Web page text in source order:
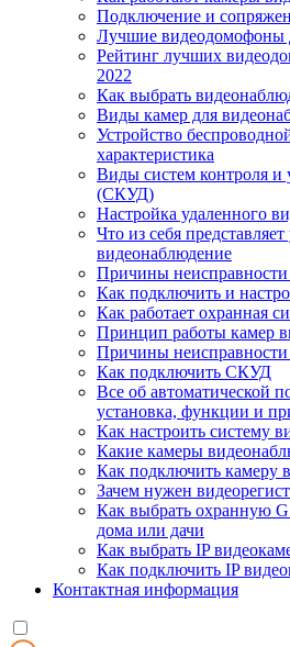
Подключение и
Лучшие видеодомофоны
Рейтинг лучших
2022
Как выбрать
Виды камер для
Устройство
характеристика
Виды систем контроля и
(СКУД)
Настройка удаленного
Что из себя
видеонаблюдение
Причины неисправности
Как подключить и
Как работает охранная
Принцип работы камер
Причины
Как подключить СКУД
Все об автоматической
установка, функции и
Как настроить систему
Какие камеры
Как подключить камеру
Зачем нужен
Как выбрать охранную
дома или дачи
Как выбрать IP
Как подключить IP
Контактная информация